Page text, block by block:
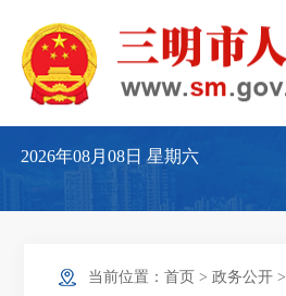
2026年08月08日星期六
当前位置： 首页 > 政务公开 >